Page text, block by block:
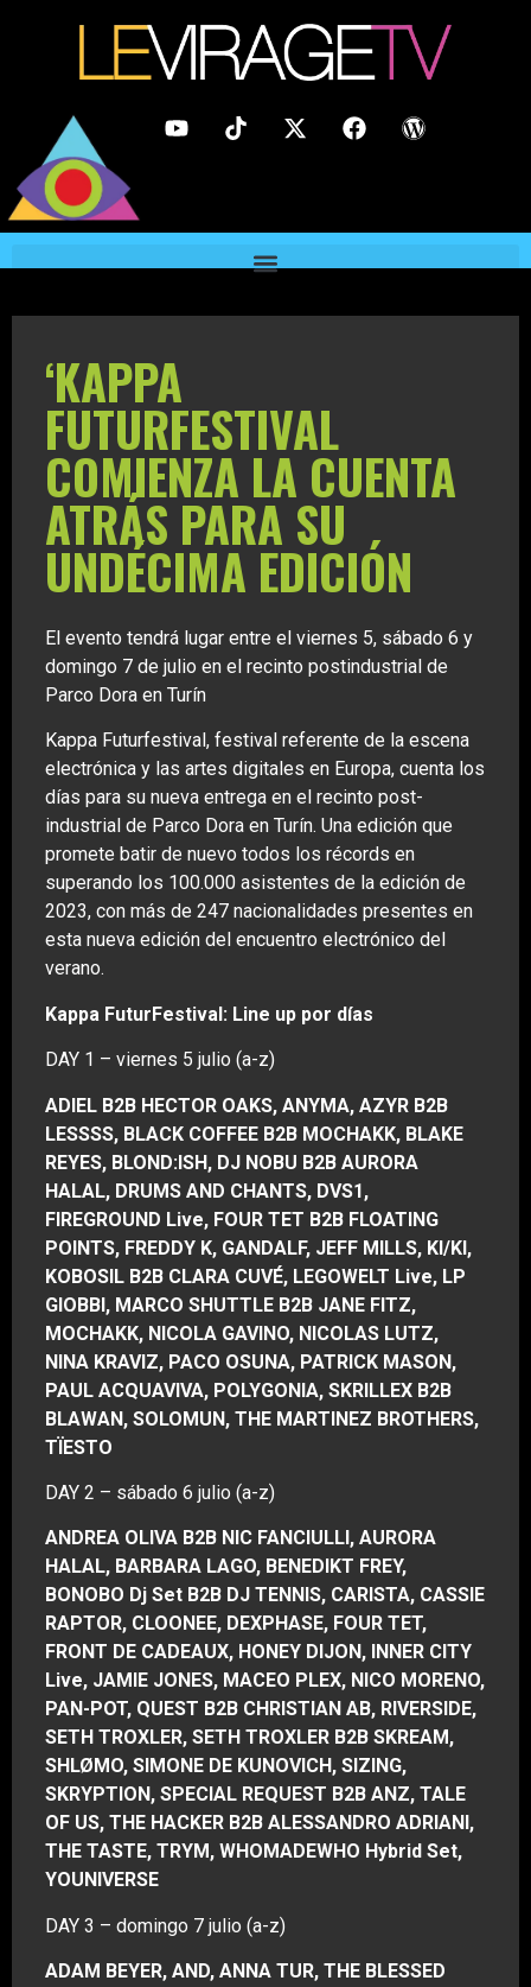
‘KAPPA
FUTURFESTIVAL
COMIENZA LA CUENTA
ATRÁS PARA SU
UNDÉCIMA EDICIÓN
El evento tendrá lugar entre el viernes 5, sábado 6 y
domingo 7 de julio en el recinto postindustrial de
Parco Dora en Turín
Kappa Futurfestival, festival referente de la escena
electrónica y las artes digitales en Europa, cuenta los
días para su nueva entrega en el recinto post-
industrial de Parco Dora en Turín. Una edición que
promete batir de nuevo todos los récords en
superando los 100.000 asistentes de la edición de
2023, con más de 247 nacionalidades presentes en
esta nueva edición del encuentro electrónico del
verano.
Kappa FuturFestival: Line up por días
DAY 1 – viernes 5 julio (a-z)
ADIEL B2B HECTOR OAKS, ANYMA, AZYR B2B
LESSSS, BLACK COFFEE B2B MOCHAKK, BLAKE
REYES, BLOND:ISH, DJ NOBU B2B AURORA
HALAL, DRUMS AND CHANTS, DVS1,
FIREGROUND Live, FOUR TET B2B FLOATING
POINTS, FREDDY K, GANDALF, JEFF MILLS, KI/KI,
KOBOSIL B2B CLARA CUVÉ, LEGOWELT Live, LP
GIOBBI, MARCO SHUTTLE B2B JANE FITZ,
MOCHAKK, NICOLA GAVINO, NICOLAS LUTZ,
NINA KRAVIZ, PACO OSUNA, PATRICK MASON,
PAUL ACQUAVIVA, POLYGONIA, SKRILLEX B2B
BLAWAN, SOLOMUN, THE MARTINEZ BROTHERS,
TÏESTO
DAY 2 – sábado 6 julio (a-z)
ANDREA OLIVA B2B NIC FANCIULLI, AURORA
HALAL, BARBARA LAGO, BENEDIKT FREY,
BONOBO Dj Set B2B DJ TENNIS, CARISTA, CASSIE
RAPTOR, CLOONEE, DEXPHASE, FOUR TET,
FRONT DE CADEAUX, HONEY DIJON, INNER CITY
Live, JAMIE JONES, MACEO PLEX, NICO MORENO,
PAN-POT, QUEST B2B CHRISTIAN AB, RIVERSIDE,
SETH TROXLER, SETH TROXLER B2B SKREAM,
SHLØMO, SIMONE DE KUNOVICH, SIZING,
SKRYPTION, SPECIAL REQUEST B2B ANZ, TALE
OF US, THE HACKER B2B ALESSANDRO ADRIANI,
THE TASTE, TRYM, WHOMADEWHO Hybrid Set,
YOUNIVERSE
DAY 3 – domingo 7 julio (a-z)
ADAM BEYER, AND, ANNA TUR, THE BLESSED